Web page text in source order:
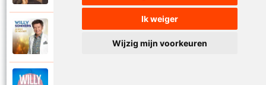
Ik weiger
Wijzig mijn voorkeuren
Willy Sommers
Jij bent de mooiste